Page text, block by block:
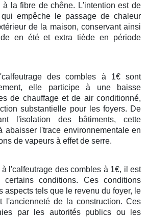
la fibre de chêne. L'intention est de
empêche le passage de chaleur
de la maison, conservant ainsi
en été et extra tiède en période
des combles à 1€ sont
elle participe à une baisse
de chauffage et de air conditionné,
substantielle pour les foyers. De
l'isolation des bâtiments, cette
abaisser l'trace environnementale en
de vapeurs à effet de serre.
l'calfeutrage des combles à 1€, il est
conditions. Ces conditions
aspects tels que le revenu du foyer, le
l'ancienneté de la construction. Ces
par les autorités publics ou les